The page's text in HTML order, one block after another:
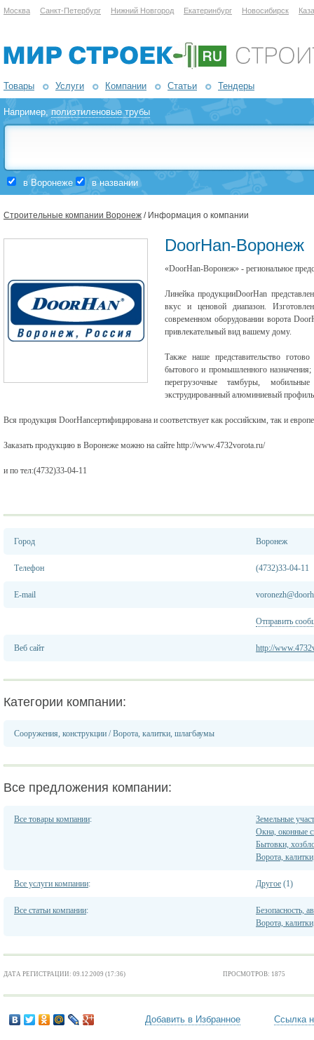
Москва Санкт-Петербург Нижний Новгород Екатеринбург Новосибирск
Товары Услуги Компании Статьи Тендеры
Например,полиэтиленовые трубы
в Воронеже в названии
Строительные компании Воронеж / Информация о компании
DoorHan-Воронеж
«DoorHan-Воронеж» - региональное
Линейка продукцииDoorHan
вкус и ценовой диапазон.
современном оборудовании ворота
привлекательный вид вашему дому.
Также наше представительство
бытового и промышленного назначения;
перегрузочные тамбуры,
экструдированный алюминиевый
Вся продукция DoorHanсертифицирована и соответствует как российским, так и
Заказать продукцию в Воронеже можно на сайте http://www.4732vorota.ru/
и по тел:(4732)33-04-11
Город Воронеж
Телефон (4732)33-04-11
E-mail
Отправить
Веб сайт http://
Категории компании:
Сооружения, конструкции /Ворота, калитки, шлагбаумы
Все предложения компании:
Все товары компании:
Земельные
Окна, оконные
Бытовки,
Ворота,
Все услуги компании: Другое (1)
Все статьи компании:
Безопасность,
Ворота,
ДАТА РЕГИСТРАЦИИ: 09.12.2009 (17:36) ПРОСМОТРОВ: 1875
Добавить в Избранное Ссылка